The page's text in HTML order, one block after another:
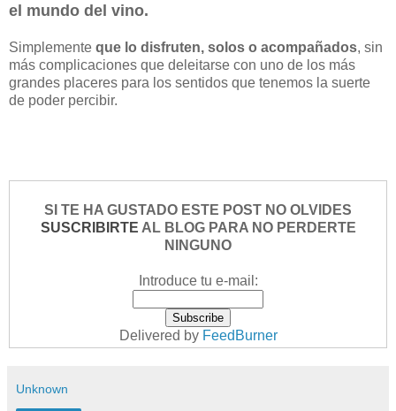
el mundo del vino.
Simplemente que lo disfruten, solos o acompañados, sin
más complicaciones que deleitarse con uno de los más
grandes placeres para los sentidos que tenemos la suerte
de poder percibir.
SI TE HA GUSTADO ESTE POST NO OLVIDES
SUSCRIBIRTE AL BLOG PARA NO PERDERTE
NINGUNO
Introduce tu e-mail:
Delivered by FeedBurner
Unknown